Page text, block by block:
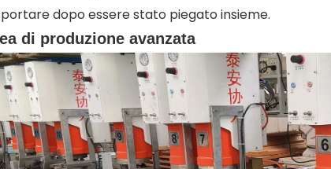
dopo essere stato piegato insieme.
di produzione avanzata